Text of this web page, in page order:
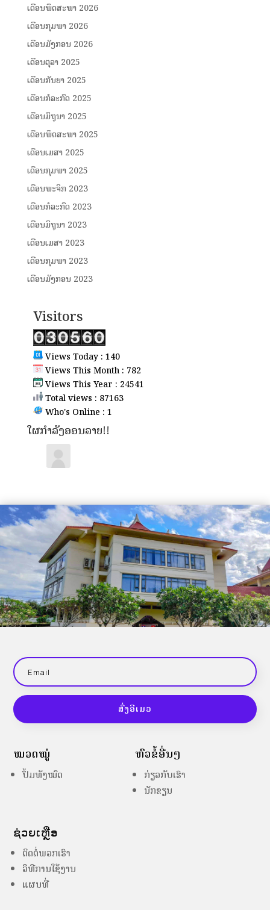
ເດືອນພຶດສະພາ 2026
ເດືອນກຸມພາ 2026
ເດືອນມັງກອນ 2026
ເດືອນຕຸລາ 2025
ເດືອນກັນຍາ 2025
ເດືອນກໍລະກົດ 2025
ເດືອນມິຖຸນາ 2025
ເດືອນພຶດສະພາ 2025
ເດືອນເມສາ 2025
ເດືອນກຸມພາ 2025
ເດືອນພະຈິກ 2023
ເດືອນກໍລະກົດ 2023
ເດືອນມິຖຸນາ 2023
ເດືອນເມສາ 2023
ເດືອນກຸມພາ 2023
ເດືອນມັງກອນ 2023
Visitors
Views Today : 140
Views This Month : 782
Views This Year : 24541
Total views : 87163
Who's Online : 1
ໃຜກຳລັງອອນລາຍ!!
ສົ່ງອີເມວ
ໝວດໝູ່
ປຶ້ມທັງໝົດ
ຫົວຂໍ້ອື່ນໆ
ກ່ຽວກັບເຮົາ
ນັກຂຽນ
ຊ່ວຍເຫຼືອ
ຕິດຕໍ່ພວກເຮົາ
ວິທີການໃຊ້ງານ
ແຜນທີ່